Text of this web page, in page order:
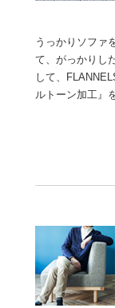
うっかりソファ
て、がっかりし
して、
ルトーン加工』